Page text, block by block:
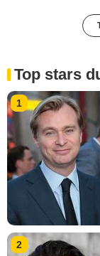
Top stars
1
2